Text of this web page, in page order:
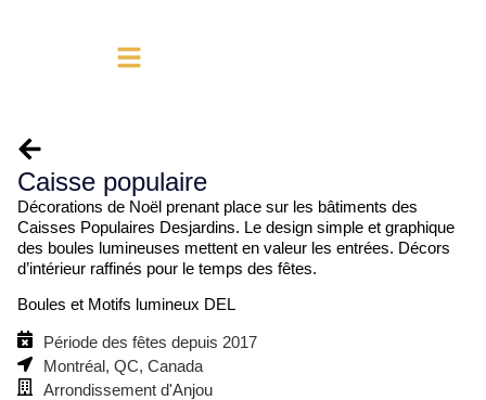
Caisse populaire
Décorations de Noël prenant place sur les bâtiments des
Caisses Populaires Desjardins. Le design simple et graphique
des boules lumineuses mettent en valeur les entrées. Décors
d’intérieur raffinés pour le temps des fêtes.
Boules et Motifs lumineux DEL
Période des fêtes depuis 2017
Montréal, QC, Canada
Arrondissement d'Anjou